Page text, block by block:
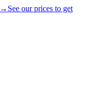
→ See our prices to get